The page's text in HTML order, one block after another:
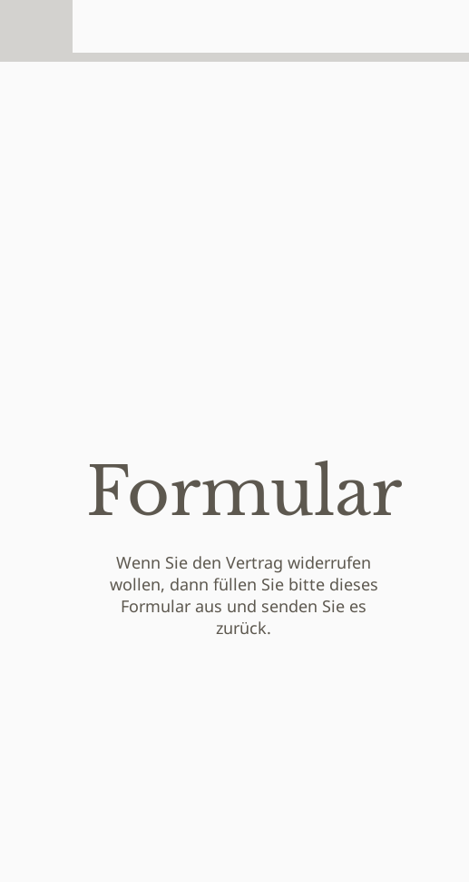
Formular
Wenn Sie den Vertrag widerrufen
wollen, dann füllen Sie bitte dieses
Formular aus und senden Sie es
zurück.